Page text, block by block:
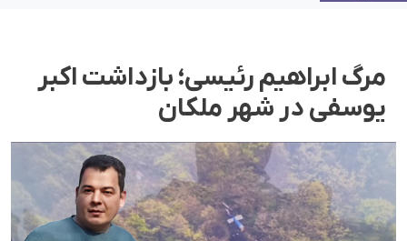
مرگ ابراهیم رئیسی؛ بازداشت اکبر
یوسفی در شهر ملکان